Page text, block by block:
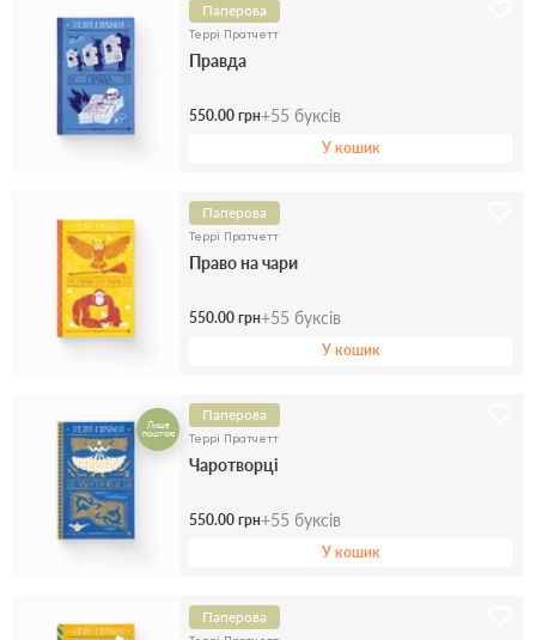
Паперова
Террі Пратчетт
Правда
550.00 грн+55 буксів
У кошик
Паперова
Террі Пратчетт
Право на чари
550.00 грн+55 буксів
У кошик
Лише
поштою
Паперова
Террі Пратчетт
Чаротворці
550.00 грн+55 буксів
У кошик
Паперова